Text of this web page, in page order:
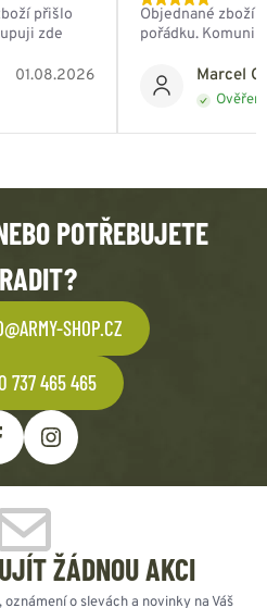
01.08.2026
přišlo
zde
Marcel
Objednané zboží
pořádku.
POTŘEBUJETE
SHOP.CZ
737 465 465
ŽÁDNOU AKCI
o slevách a novinky na Váš